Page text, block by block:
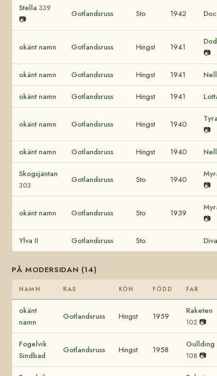
Stella 339
📷
Gotlandsruss Sto 1942
okänt namn Gotlandsruss Hingst 1941
📷
okänt namn Gotlandsruss Hingst 1941
okänt namn Gotlandsruss Hingst 1941
okänt namn Gotlandsruss Hingst 1940
📷
okänt namn Gotlandsruss Hingst 1940
Skogsjäntan
303
Gotlandsruss Sto 1940
📷
okänt namn Gotlandsruss Sto 1939
📷
Ylva II Gotlandsruss Sto
PÅ MODERSIDAN (14)
NAMN RAS KÖN FÖDD FAR
okänt
namn
Gotlandsruss Hingst 1959
Raketen
102 📷
Fogelvik
Sindbad
Gotlandsruss Hingst 1958
Gullding
108 📷